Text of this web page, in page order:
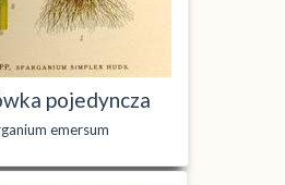
pojedyncza
emersum